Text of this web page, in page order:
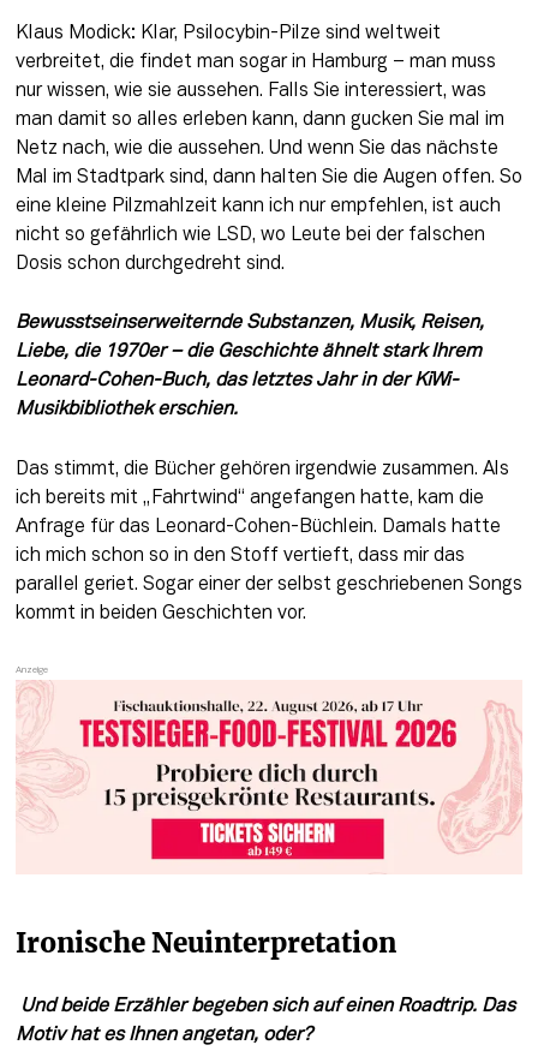
Klaus Modick: Klar, Psilocybin-Pilze sind weltweit
verbreitet, die findet man sogar in Hamburg – man muss
nur wissen, wie sie aussehen. Falls Sie interessiert, was
man damit so alles erleben kann, dann gucken Sie mal im
Netz nach, wie die aussehen. Und wenn Sie das nächste
Mal im Stadtpark sind, dann halten Sie die Augen offen. So
eine kleine Pilzmahlzeit kann ich nur empfehlen, ist auch
nicht so gefährlich wie LSD, wo Leute bei der falschen
Dosis schon durchgedreht sind.
Bewusstseinserweiternde Substanzen, Musik, Reisen,
Liebe, die 1970er – die Geschichte ähnelt stark Ihrem
Leonard-Cohen-Buch, das letztes Jahr in der KiWi-
Musikbibliothek erschien.
Das stimmt, die Bücher gehören irgendwie zusammen. Als
ich bereits mit „Fahrtwind“ angefangen hatte, kam die
Anfrage für das Leonard-Cohen-Büchlein. Damals hatte
ich mich schon so in den Stoff vertieft, dass mir das
parallel geriet. Sogar einer der selbst geschriebenen Songs
kommt in beiden Geschichten vor.
Ironische Neuinterpretation
Motiv hat es Ihnen angetan, oder?